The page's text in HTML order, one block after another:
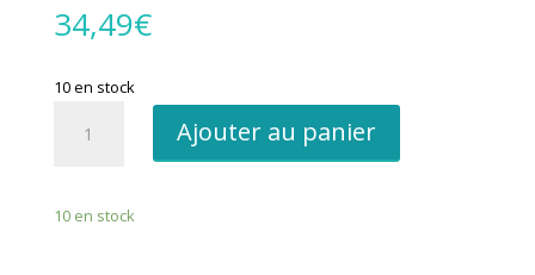
34,49€
10 en stock
LIT
Ajouter au panier
10 en stock